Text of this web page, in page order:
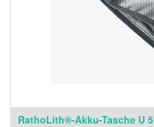
RathoLith®-Akku-Tasche U 5